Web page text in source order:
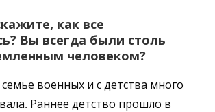
как все
Вы всегда были столь
человеком?
военных и с детства много
Раннее детство прошло в